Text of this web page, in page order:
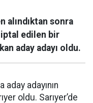
alındıktan sonra
edilen bir
aday adayı oldu.
adayının
oldu. Sarıyer’de